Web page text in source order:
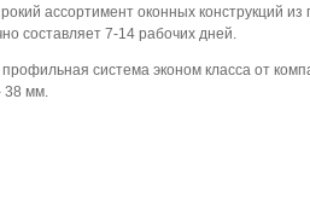
ассортимент оконных конструкций
составляет 7-14 рабочих дней.
система эконом класса от
38 мм.